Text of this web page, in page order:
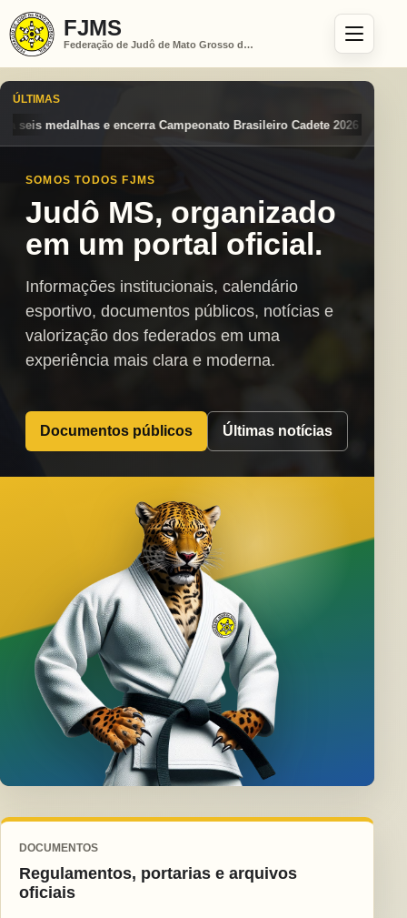
FJMS
Federação de Judô de Mato Grosso do Sul
ÚLTIMAS
Brasileiro Cadete 2026 entre os destaques nacionais
SOMOS TODOS FJMS
Judô MS, organizado
em um portal oficial.
Informações institucionais, calendário
esportivo, documentos públicos, notícias e
valorização dos federados em uma
experiência mais clara e moderna.
Documentos públicos Últimas notícias
DOCUMENTOS
Regulamentos, portarias e arquivos
oficiais